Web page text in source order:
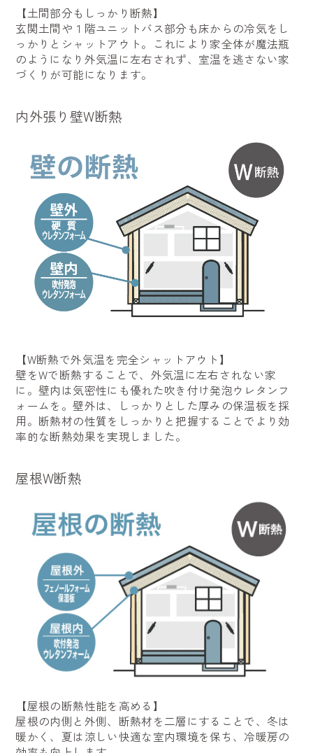
【土間部分もしっかり断熱】
玄関土間や１階ユニットバス部分も床からの冷気をし
っかりとシャットアウト。これにより家全体が魔法瓶
のようになり外気温に左右されず、室温を逃さない家
づくりが可能になります。
内外張り壁W断熱
【W断熱で外気温を完全シャットアウト】
壁をWで断熱することで、外気温に左右されない家
に。壁内は気密性にも優れた吹き付け発泡ウレタンフ
ォームを。壁外は、しっかりとした厚みの保温板を採
用。断熱材の性質をしっかりと把握することでより効
率的な断熱効果を実現しました。
屋根W断熱
【屋根の断熱性能を高める】
屋根の内側と外側、断熱材を二層にすることで、冬は
暖かく、夏は涼しい快適な室内環境を保ち、冷暖房の